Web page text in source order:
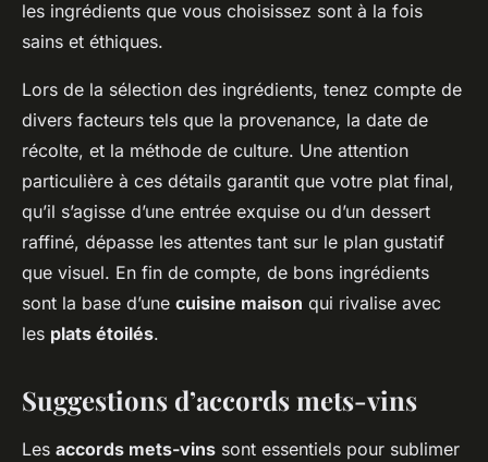
les ingrédients que vous choisissez sont à la fois
sains et éthiques.
Lors de la sélection des ingrédients, tenez compte de
divers facteurs tels que la provenance, la date de
récolte, et la méthode de culture. Une attention
particulière à ces détails garantit que votre plat final,
qu’il s’agisse d’une entrée exquise ou d’un dessert
raffiné, dépasse les attentes tant sur le plan gustatif
que visuel. En fin de compte, de bons ingrédients
sont la base d’une cuisine maison qui rivalise avec
les plats étoilés.
Suggestions d’accords mets-vins
Les accords mets-vins sont essentiels pour sublimer